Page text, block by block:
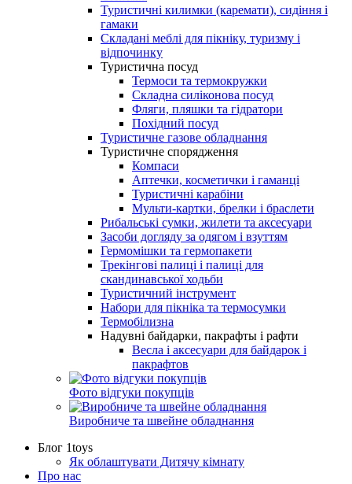
Туристичні килимки (каремати), сидіння і
гамаки
Складані меблі для пікніку, туризму і
відпочинку
Туристична посуд
Термоси та термокружки
Складна силіконова посуд
Фляги, пляшки та гідратори
Похідний посуд
Туристичне газове обладнання
Туристичне спорядження
Компаси
Аптечки, косметички і гаманці
Туристичні карабіни
Мульти-картки, брелки і браслети
Рибальські сумки, жилети та аксесуари
Засоби догляду за одягом і взуттям
Гермомішки та гермопакети
Трекінгові палиці і палиці для
скандинавської ходьби
Туристичний інструмент
Набори для пікніка та термосумки
Термобілизна
Надувні байдарки, пакрафты і рафти
Весла і аксесуари для байдарок і
пакрафтов
Фото відгуки покупців
Виробниче та швейне обладнання
Блог 1toys
Як облаштувати Дитячу кімнату
Про нас